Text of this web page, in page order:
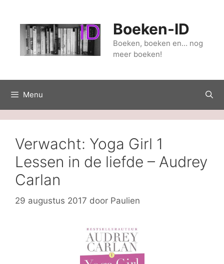
inhoud
Boeken-ID
Boeken, boeken en… nog
meer boeken!
Menu
Verwacht: Yoga Girl 1
Lessen in de liefde – Audrey
Carlan
29 augustus 2017 door Paulien